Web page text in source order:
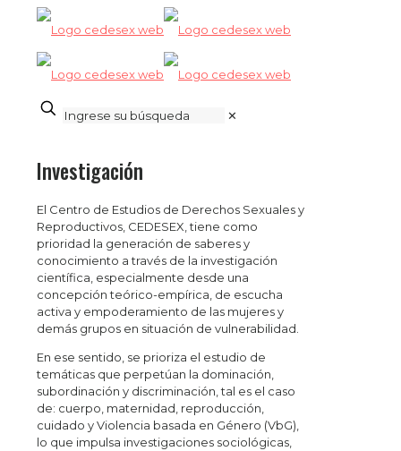
✕
Investigación
El Centro de Estudios de Derechos Sexuales y
Reproductivos, CEDESEX, tiene como
prioridad la generación de saberes y
conocimiento a través de la investigación
científica, especialmente desde una
concepción teórico-empírica, de escucha
activa y empoderamiento de las mujeres y
demás grupos en situación de vulnerabilidad.
En ese sentido, se prioriza el estudio de
temáticas que perpetúan la dominación,
subordinación y discriminación, tal es el caso
de: cuerpo, maternidad, reproducción,
cuidado y Violencia basada en Género (VbG),
lo que impulsa investigaciones sociológicas,